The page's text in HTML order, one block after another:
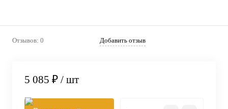
Отзывов: 0 Добавить отзыв
5 085 ₽ / шт